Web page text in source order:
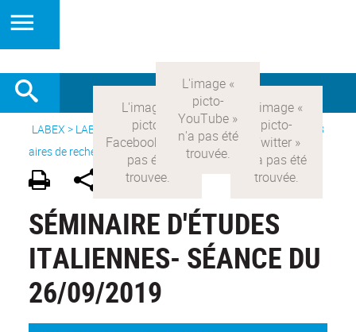
LABEX > LABEX COMOD> Version française > Recherche >
8
aires de recherche> Modernités italiennes
SÉMINAIRE D'ÉTUDES
ITALIENNES- SÉANCE DU
26/09/2019